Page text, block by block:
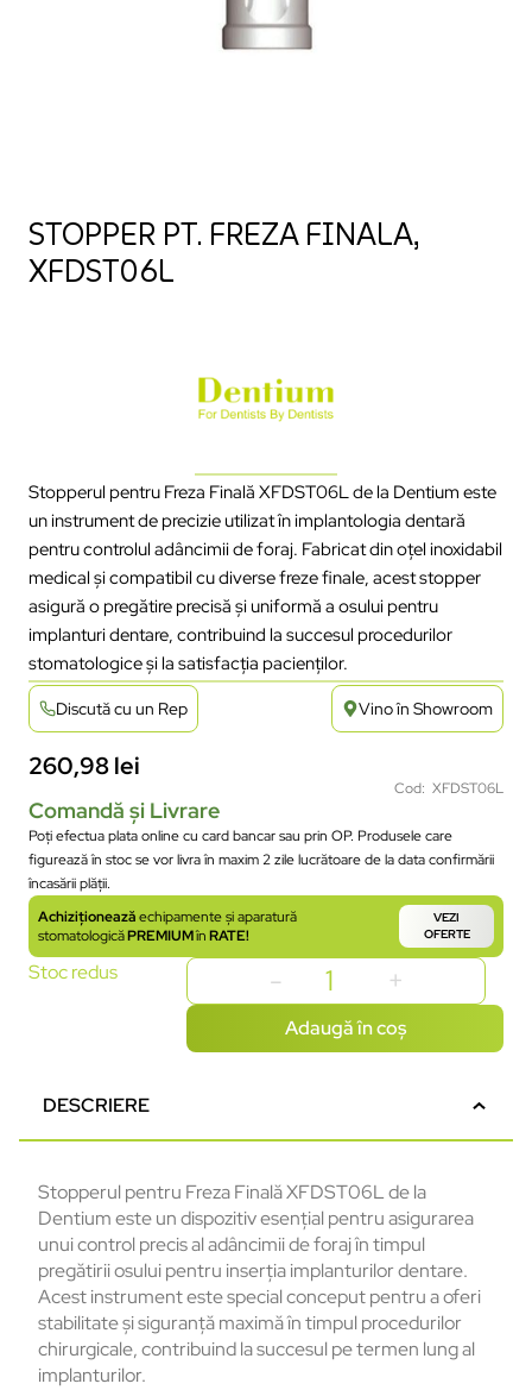
STOPPER PT. FREZA FINALA,
XFDST06L
Stopperul pentru Freza Finală XFDST06L de la Dentium este
un instrument de precizie utilizat în implantologia dentară
pentru controlul adâncimii de foraj. Fabricat din oțel inoxidabil
medical și compatibil cu diverse freze finale, acest stopper
asigură o pregătire precisă și uniformă a osului pentru
implanturi dentare, contribuind la succesul procedurilor
stomatologice și la satisfacția pacienților.
Discută cu un Rep Vino în Showroom
260,98lei
Cod: XFDST06L
Comandă și Livrare
Poți efectua plata online cu card bancar sau prin OP. Produsele care
figurează în stoc se vor livra în maxim 2 zile lucrătoare de la data confirmării
încasării plății.
Achiziționeazăechipamente și aparatură
stomatologicăPREMIUMînRATE!
VEZI
OFERTE
Stoc redus
Adaugă în coș
DESCRIERE
Stopperul pentru Freza Finală XFDST06L de la
Dentium este un dispozitiv esențial pentru asigurarea
unui control precis al adâncimii de foraj în timpul
pregătirii osului pentru inserția implanturilor dentare.
Acest instrument este special conceput pentru a oferi
stabilitate și siguranță maximă în timpul procedurilor
chirurgicale, contribuind la succesul pe termen lung al
implanturilor.